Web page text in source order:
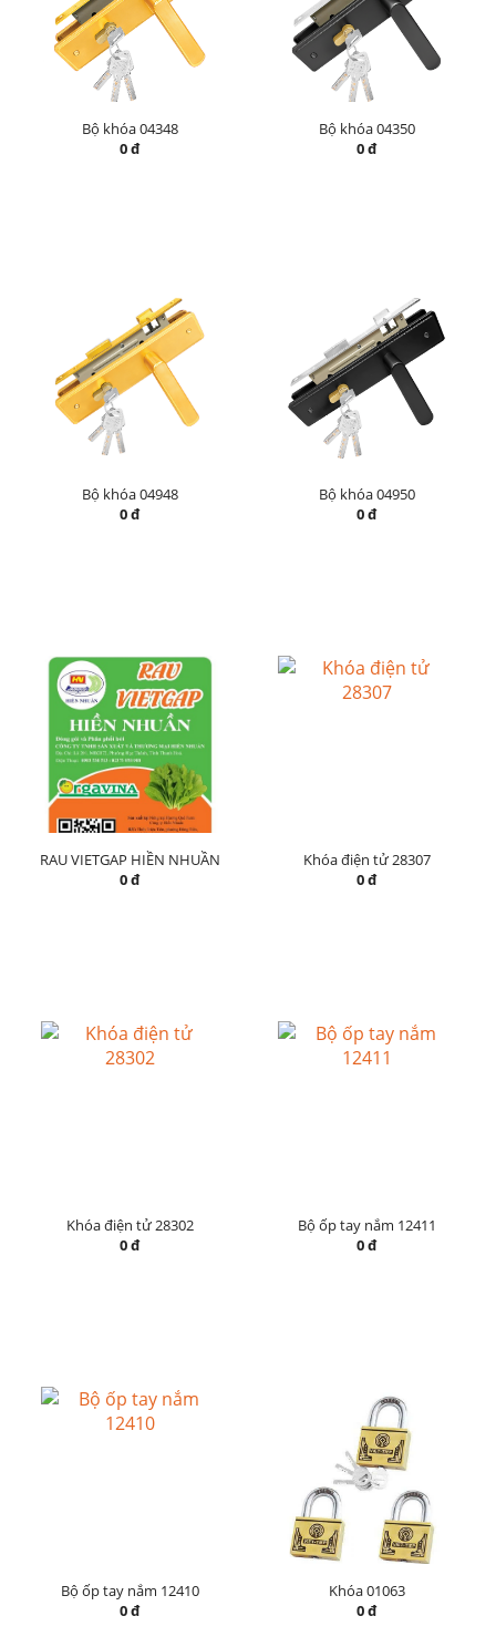
Bộ khóa 04348
0 đ
Bộ khóa 04350
0 đ
Bộ khóa 04948
0 đ
Bộ khóa 04950
0 đ
RAU VIETGAP HIỀN NHUẦN
0 đ
Khóa điện tử 28307
0 đ
Khóa điện tử 28302
0 đ
Bộ ốp tay nắm 12411
0 đ
Bộ ốp tay nắm 12410
0 đ
Khóa 01063
0 đ